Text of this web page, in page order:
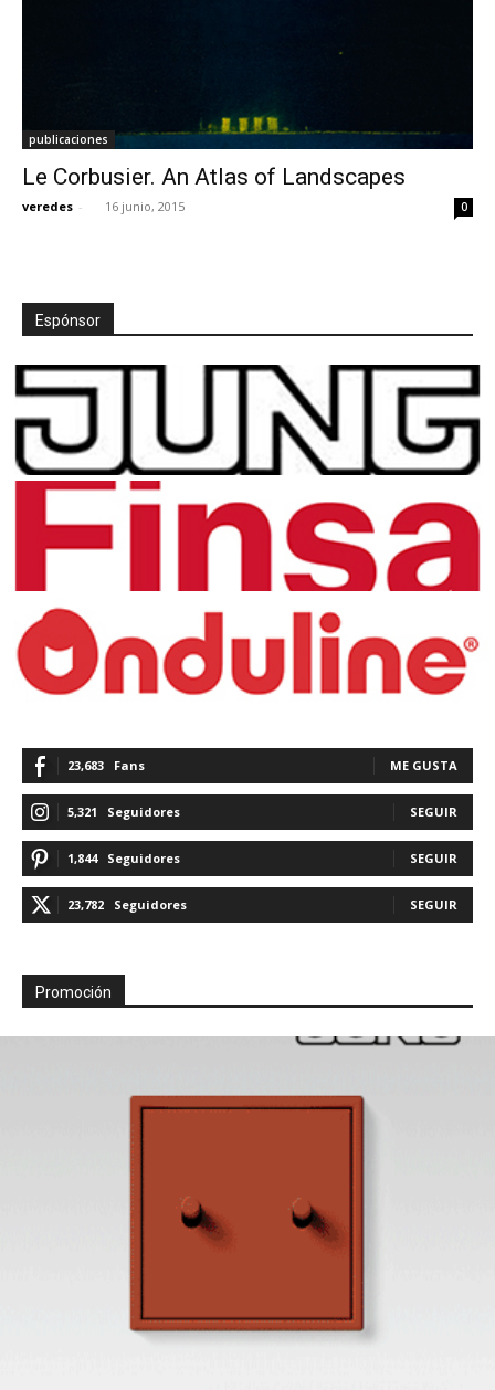
publicaciones
Le Corbusier. An Atlas of Landscapes
veredes - 16 junio, 2015 0
Espónsor
23,683 Fans ME GUSTA
5,321 Seguidores SEGUIR
1,844 Seguidores SEGUIR
23,782 Seguidores SEGUIR
Promoción